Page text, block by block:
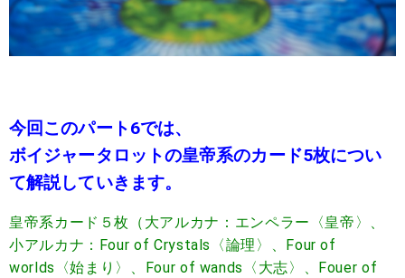
今回このパート6では、
ボイジャータロットの皇帝系のカード5枚につい
て解説していきます。
皇帝系カード５枚（大アルカナ：エンペラー〈皇帝〉、
小アルカナ：Four of Crystals〈論理〉、Four of
worlds〈始まり〉、Four of wands〈大志〉、Fouer of